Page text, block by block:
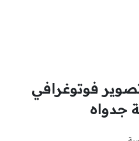
فوتوغرافي
جدواه